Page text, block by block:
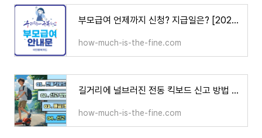
부모급여 언제까지 신청? 지급일은? [2024, 2025]
how-much-is-the-fine.com
길거리에 널브러진 전동 킥보드 신고 방법 │바로가기│ 벌금, 포상금
how-much-is-the-fine.com